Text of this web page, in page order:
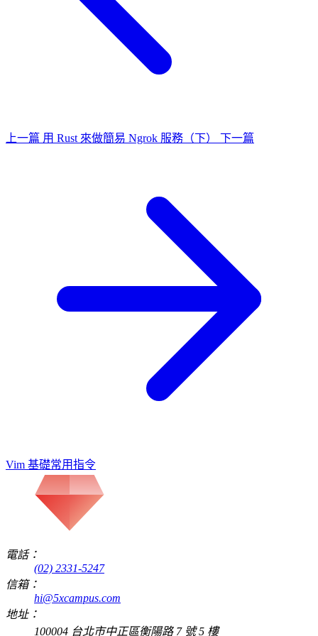
上一篇 用 Rust 來做簡易 Ngrok 服務（下） 下一篇
Vim 基礎常用指令
電話：
(02) 2331-5247
信箱：
hi@5xcampus.com
地址：
100004 台北市中正區衡陽路 7 號 5 樓